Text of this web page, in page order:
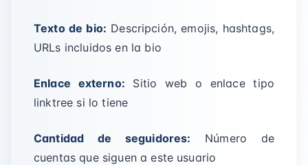
Texto de bio: Descripción, emojis, hashtags,
URLs incluidos en la bio
Enlace externo: Sitio web o enlace tipo
linktree si lo tiene
Cantidad de seguidores: Número de
cuentas que siguen a este usuario